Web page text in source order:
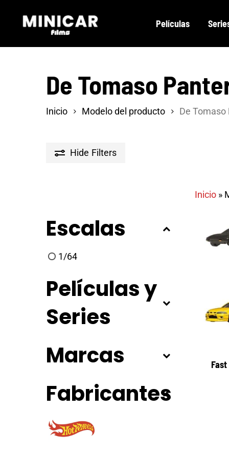
Películas
De Tomaso
Inicio Modelo del producto De Tomaso
Hide Filters
Escalas
1/64
Películas y
Series
Marcas
Fabricantes
Inicio »